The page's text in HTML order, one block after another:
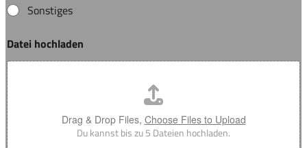
Sonstiges
Datei hochladen
Drag & Drop Files, Choose Files to Upload
Du kannst bis zu 5 Dateien hochladen.